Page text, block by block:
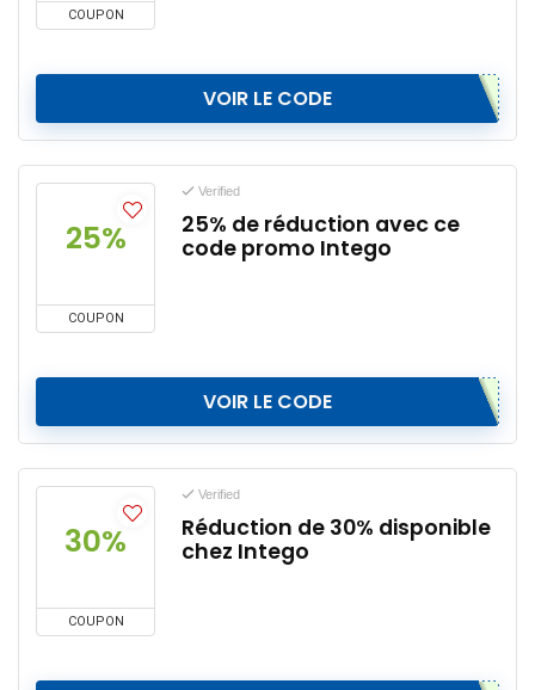
COUPON
VOIR LE CODE
25%
COUPON
Verified
25% de réduction avec ce
code promo Intego
VOIR LE CODE
30%
COUPON
Verified
Réduction de 30% disponible
chez Intego